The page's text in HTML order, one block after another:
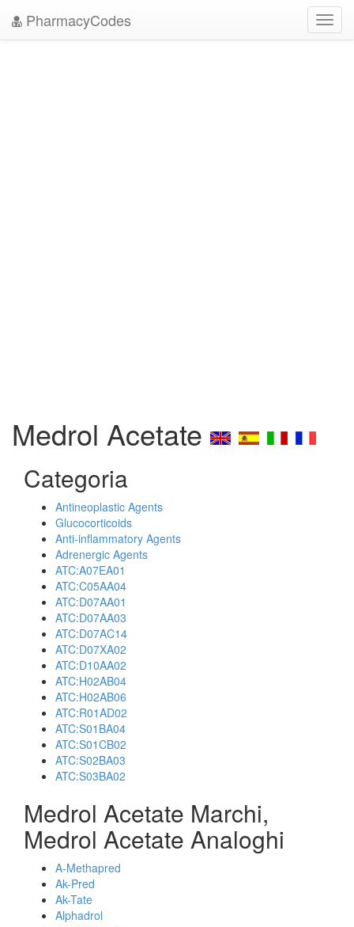
PharmacyCodes
Medrol Acetate
Categoria
Antineoplastic Agents
Glucocorticoids
Anti-inflammatory Agents
Adrenergic Agents
ATC:A07EA01
ATC:C05AA04
ATC:D07AA01
ATC:D07AA03
ATC:D07AC14
ATC:D07XA02
ATC:D10AA02
ATC:H02AB04
ATC:H02AB06
ATC:R01AD02
ATC:S01BA04
ATC:S01CB02
ATC:S02BA03
ATC:S03BA02
Medrol Acetate Marchi,
Medrol Acetate Analoghi
A-Methapred
Ak-Pred
Ak-Tate
Alphadrol